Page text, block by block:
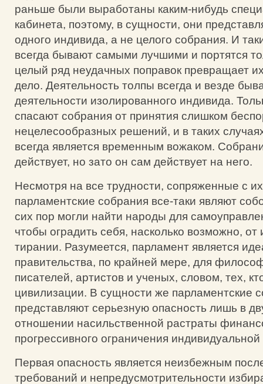
раньше были выработаны каким-нибудь
кабинета, поэтому, в сущности, они
одного индивида, а не целого собрания. И
всегда бывают самыми лучшими и портятся
целый ряд неудачных поправок превращает
дело. Деятельность толпы всегда и везде
деятельности изолированного индивида.
спасают собрания от принятия слишком
нецелесообразных решений, и в таких
всегда является временным вожаком.
действует, но зато он сам действует на него.
Несмотря на все трудности, сопряженные с
парламентские собрания все-таки являют
сих пор могли найти народы для
чтобы оградить себя, насколько возможно, от
тирании. Разумеется, парламент является
правительства, по крайней мере, для
писателей, артистов и ученых, словом, тех,
цивилизации. В сущности же парламентские
представляют серьезную опасность лишь в
отношении насильственной растраты
прогрессивного ограничения
Первая опасность является неизбежным
требований и непредусмотрительности